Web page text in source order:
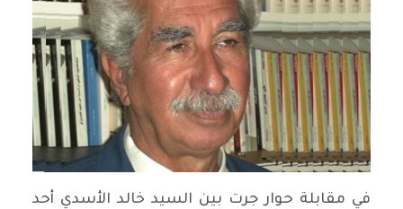
في مقابلة حوار جرت بين السيد خالد الأسدي أحد